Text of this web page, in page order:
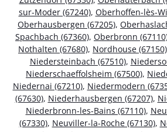
sur-Moder (67240), Oberhoffen-lès-
Oberhausbergen (67205),
Spachbach (67360), Oberbronn
Nothalten (67680), Nordhouse (67150)
Niedersteinbach (67510),
Niederschaeffolsheim (67500),
Niedernai (67210), Niedermodern
(67630), Niederhausbergen (67207),
Niederbronn-les-Bains (67110),
(67330), Neuviller-la-Roche (67130),